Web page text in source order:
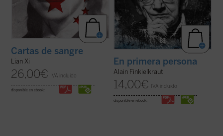
Cartas de sangre
Lian Xi
26,00€ IVA incluido
disponible en ebook:
En primera persona
Alain Finkielkraut
14,00€ IVA incluido
disponible en ebook: